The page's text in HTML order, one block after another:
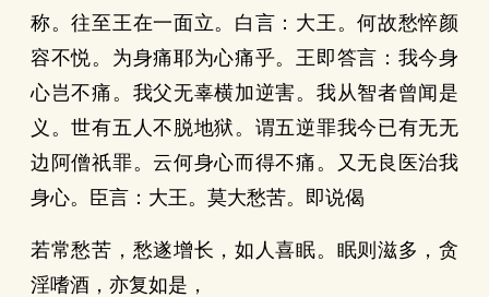
称。往至王在一面立。白言：大王。何故愁悴颜
容不悦。为身痛耶为心痛乎。王即答言：我今身
心岂不痛。我父无辜横加逆害。我从智者曾闻是
义。世有五人不脱地狱。谓五逆罪我今已有无无
边阿僧祇罪。云何身心而得不痛。又无良医治我
身心。臣言：大王。莫大愁苦。即说偈
若常愁苦，愁遂增长，如人喜眠。眠则滋多，贪
淫嗜酒，亦复如是，